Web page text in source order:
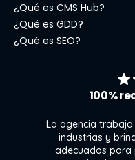
¿Qué es CMS Hub?
¿Qué es GDD?
¿Qué es SEO?
100%
La agencia
industrias y
adecuados